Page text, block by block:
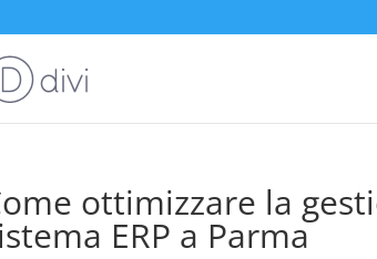
ottimizzare la
ERP a Parma